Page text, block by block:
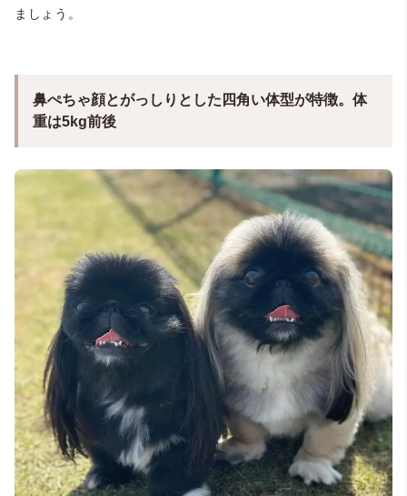
＠ten.ten_1125（tenten／miumiu【ペキニーズ】）
ましょう。
鼻ぺちゃ顔とがっしりとした四角い体型が特徴。体
重は5kg前後